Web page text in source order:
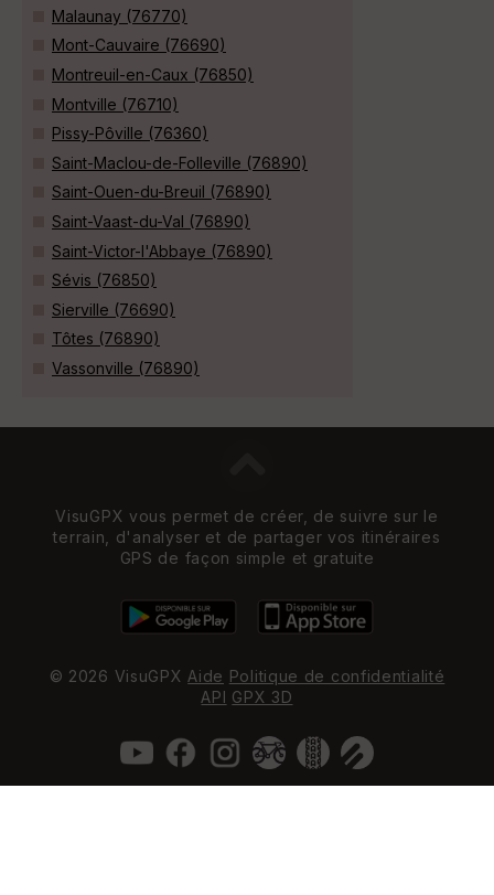
Malaunay (76770)
Mont-Cauvaire (76690)
Montreuil-en-Caux (76850)
Montville (76710)
Pissy-Pôville (76360)
Saint-Maclou-de-Folleville (76890)
Saint-Ouen-du-Breuil (76890)
Saint-Vaast-du-Val (76890)
Saint-Victor-l'Abbaye (76890)
Sévis (76850)
Sierville (76690)
Tôtes (76890)
Vassonville (76890)
VisuGPX vous permet de créer, de suivre sur le
terrain, d'analyser et de partager vos itinéraires
GPS de façon simple et gratuite
© 2026 VisuGPX Aide Politique de confidentialité
API GPX 3D